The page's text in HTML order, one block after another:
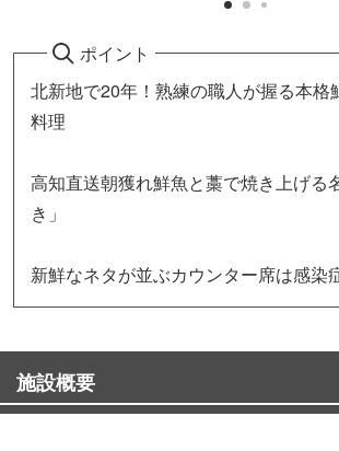
ポイント
北新地で20年！熟練の職人が握る本格
料理
高知直送朝獲れ鮮魚と藁で焼き上げる
き」
新鮮なネタが並ぶカウンター席は感染
施設概要